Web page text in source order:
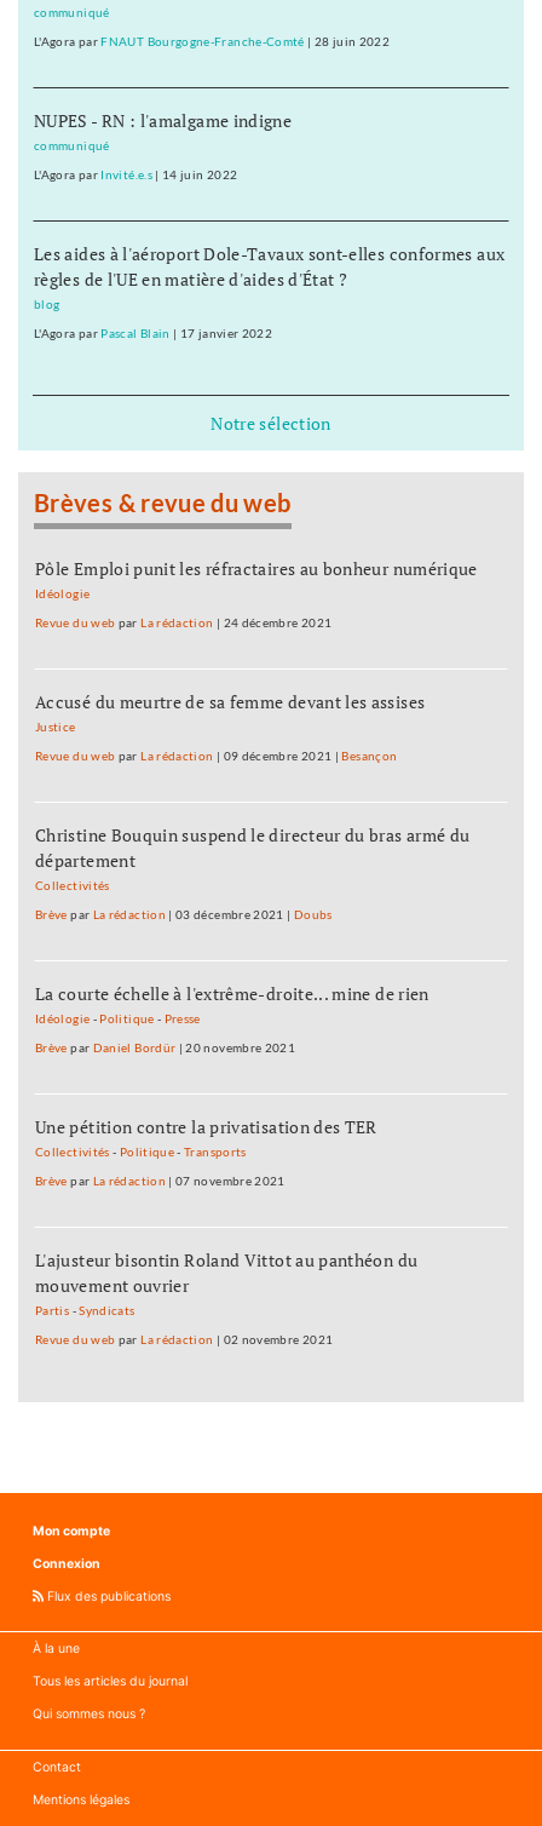
communiqué
L'Agora parFNAUT Bourgogne-Franche-Comté | 28 juin 2022
NUPES - RN : l'amalgame indigne
communiqué
L'Agora par Invité.e.s| 14 juin 2022
Les aides à l'aéroport Dole-Tavaux sont-elles conformes aux
règles de l'UE en matière d'aides d'État ?
blog
L'Agora par Pascal Blain | 17 janvier 2022
Notre sélection
Brèves & revue du web
Pôle Emploi punit les réfractaires au bonheur numérique
Idéologie
Revue du web parLa rédaction | 24 décembre 2021
Accusé du meurtre de sa femme devant les assises
Justice
Revue du web parLa rédaction | 09 décembre 2021 |Besançon
Christine Bouquin suspend le directeur du bras armé du
département
Collectivités
Brève par La rédaction |03 décembre 2021 | Doubs
La courte échelle à l'extrême-droite... mine de rien
Idéologie - Politique - Presse
Brève par Daniel Bordür |20 novembre 2021
Une pétition contre la privatisation des TER
Collectivités - Politique-Transports
Brève par La rédaction |07 novembre 2021
L'ajusteur bisontin Roland Vittot au panthéon du
mouvement ouvrier
Partis -Syndicats
Revue du web parLa rédaction | 02 novembre 2021
Mon compte
Connexion
Flux des publications
À la une
Tous les articles du journal
Qui sommes nous ?
Contact
Mentions légales